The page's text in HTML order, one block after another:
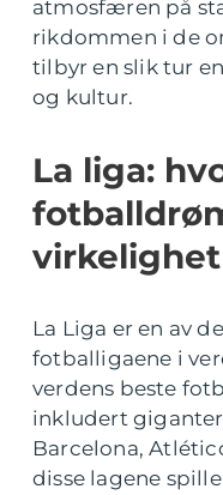
atmosfæren på
rikdommen i de
tilbyr en slik tur
og kultur.
La liga:
virkelighet
La Liga er en av
fotballigaene i
verdens beste
inkludert giganter
Barcelona,
disse lagene